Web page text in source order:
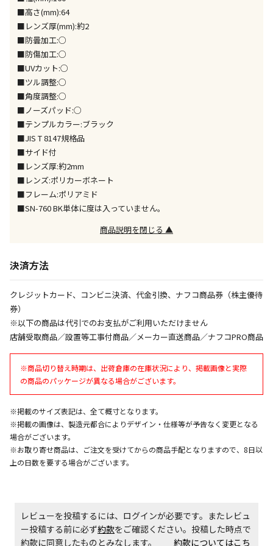
※「宅配・店舗受取」「宅配のみ」マークの商品のみ
同時購入が可能です
午前9時までのご注文確定した商品については、当日に
出荷いたします。
ただし、メーカーの営業日に基づき出荷手続きを行う
ため、通常よりお時間をいただく場合がございます。
また、日曜・祝日や年末年始などの長期休業期間中
は、休業明けからの出荷対応となります。
設置工事代金も含まれた商品です
お見積商品です。金額・施工日はお打ち合わせの上、
決定となります。
お見積商品です。金額・施工日はお打ち合わせの上、
エアコンの取付工事が必要な商品です。別途費用が発
商品購入個数ごとに送料がかかる商品です
■高さ(mm):64
■レンズ厚(mm):約2
■防曇加工:○
■防傷加工:○
■UVカット:○
■ツル調整:○
■角度調整:○
■ノーズパッド:○
■テンプルカラー:ブラック
■JIS T 8147規格品
■サイド付
■レンズ厚:約2mm
■レンズ:ポリカーボネート
■フレーム:ポリアミド
■SN-760 BK単体に度は入っていません。
商品説明を閉じる ▲
決済方法
クレジットカード、コンビニ決済、代金引換、ナフコ商品券（株主優待
券）
※以下の商品は代引でのお支払がご利用いただけません
店舗受取商品／設置等工事付商品／メーカー直送商品／ナフコPRO商品
※商品切り替え時期は、出荷倉庫の在庫状況により、掲載画像と実際
の商品のパッケージが異なる場合がございます。
※掲載のサイズ表記は、全て概寸となります。
※掲載の画像は、製造元都合によりデザイン・仕様等が予告なく変更となる
場合がございます。
※お取り寄せ商品は、ご注文を受けてからの商品手配となりますので、8日以
上の日数を要する場合がございます。
レビューを投稿するには、ログインが必要です。またレビュ
ー投稿する前に必ず約款をご確認ください。投稿した時点で
約款に同意したものとみなします。 約款についてはこち